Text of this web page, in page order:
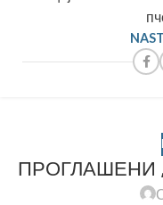
ПРОГЛАШЕНИ